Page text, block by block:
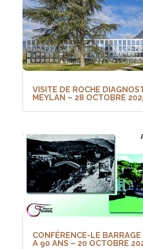
VISITE DE ROCHE
MEYLAN – 28 OCTOBRE
CONFÉRENCE-LE
A 90 ANS – 20 OCTOBRE